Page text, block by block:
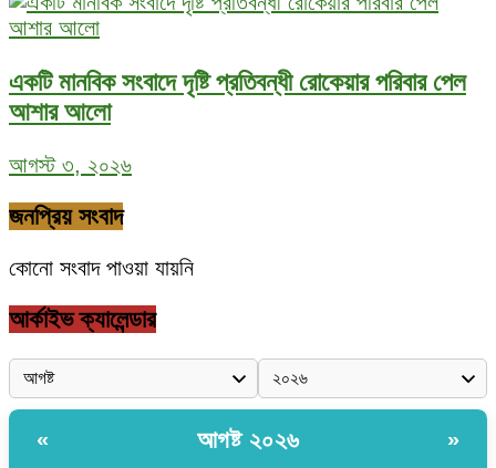
একটি মানবিক সংবাদে দৃষ্টি প্রতিবন্ধী রোকেয়ার পরিবার পেল
আশার আলো
আগস্ট ৩, ২০২৬
জনপ্রিয় সংবাদ
কোনো সংবাদ পাওয়া যায়নি
আর্কাইভ ক্যালেন্ডার
« আগষ্ট ২০২৬ »